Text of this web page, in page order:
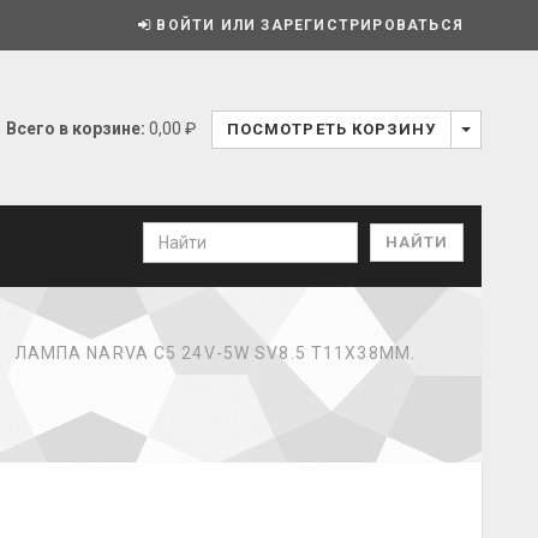
ВОЙТИ ИЛИ ЗАРЕГИСТРИРОВАТЬСЯ
Всего в корзине: 0,00 ₽ ПОСМОТРЕТЬ КОРЗИНУ
ЛАМПА NARVA C5 24V-5W SV8.5 T11Х38ММ.